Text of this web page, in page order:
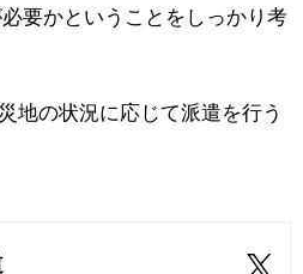
要かということをしっかり考
地の状況に応じて派遣を行う